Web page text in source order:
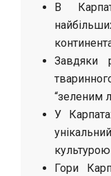
В
Завдяки
“зеленим
У
Гори